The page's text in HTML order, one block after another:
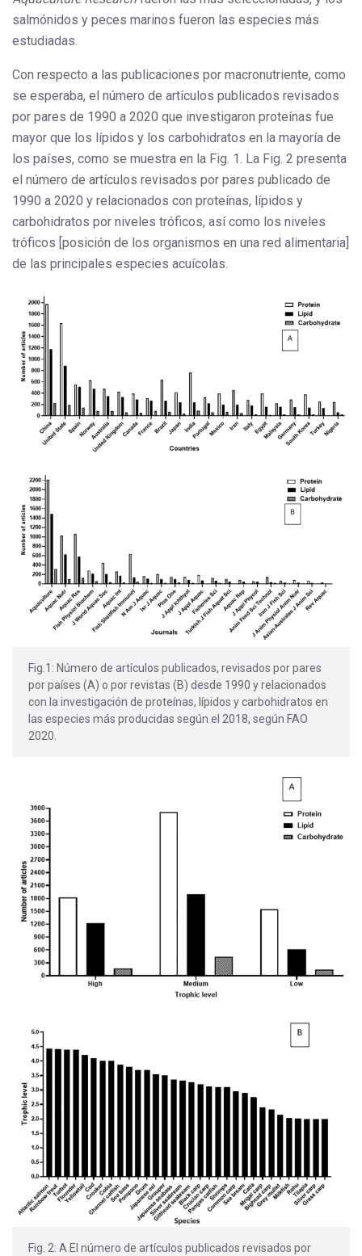
salmónidos y peces marinos fueron las especies más
estudiadas.
Con respecto a las publicaciones por macronutriente, como
se esperaba, el número de artículos publicados revisados
por pares de 1990 a 2020 que investigaron proteínas fue
mayor que los lípidos y los carbohidratos en la mayoría de
los países, como se muestra en la Fig. 1. La Fig. 2 presenta
el número de artículos revisados por pares publicado de
1990 a 2020 y relacionados con proteínas, lípidos y
carbohidratos por niveles tróficos, así como los niveles
tróficos [posición de los organismos en una red alimentaria]
de las principales especies acuícolas.
Fig.1: Número de artículos publicados, revisados por pares
por países (A) o por revistas (B) desde 1990 y relacionados
con la investigación de proteínas, lípidos y carbohidratos en
las especies más producidas según el 2018, según FAO
2020.
Fig. 2: A El número de artículos publicados revisados por